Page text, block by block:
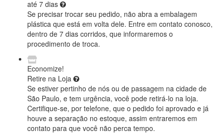
até 7 dias
Se precisar trocar seu pedido, não abra a embalagem
plástica que está em volta dele. Entre em contato conosco,
dentro de 7 dias corridos, que informaremos o
procedimento de troca.
Economize!
Retire na Loja
Se estiver pertinho de nós ou de passagem na cidade de
São Paulo, e tem urgência, você pode retirá-lo na loja.
Certifique-se, por telefone, que o pedido foi aprovado e já
houve a separação no estoque, assim entraremos em
contato para que você não perca tempo.